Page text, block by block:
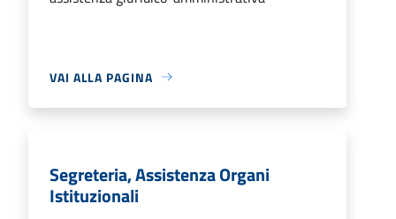
VAI ALLA PAGINA
Segreteria, Assistenza Organi
Istituzionali